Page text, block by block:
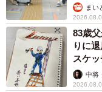
まい
83歳
りに
スケ
ますよ
中将